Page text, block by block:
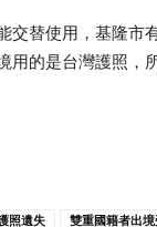
交替使用，基隆
的是台灣護照
照遺失 雙重國籍者出